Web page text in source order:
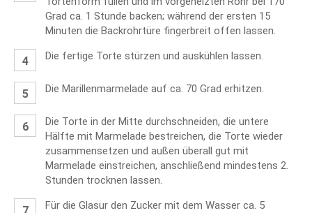
Grad ca. 1 Stunde backen; während der ersten 15
Minuten die Backrohrtüre fingerbreit offen lassen.
Die fertige Torte stürzen und auskühlen lassen.
Die Marillenmarmelade auf ca. 70 Grad erhitzen.
Die Torte in der Mitte durchschneiden, die untere
Hälfte mit Marmelade bestreichen, die Torte wieder
zusammensetzen und außen überall gut mit
Marmelade einstreichen, anschließend mindestens 2.
Stunden trocknen lassen.
Für die Glasur den Zucker mit dem Wasser ca. 5